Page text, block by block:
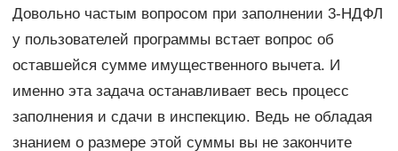
Довольно частым вопросом при заполнении 3-НДФЛ
у пользователей программы встает вопрос об
оставшейся сумме имущественного вычета. И
именно эта задача останавливает весь процесс
заполнения и сдачи в инспекцию. Ведь не обладая
знанием о размере этой суммы вы не закончите